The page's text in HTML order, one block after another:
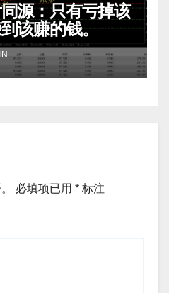
源：只有亏掉该
该赚的钱。
必填项已用 * 标注